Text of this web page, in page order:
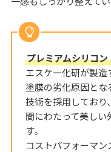
プレミアムシリコ
エスケー化研が製造
塗膜の劣化原因とな
技術を採用してお
間にわたって美し
す。
コストパフォーマ